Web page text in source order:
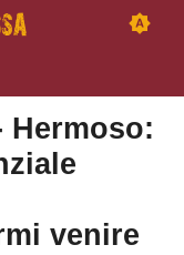
Hermoso:
venire